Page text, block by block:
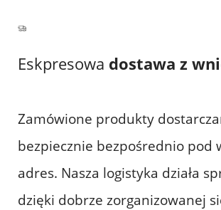
Eskpresowa dostawa z
Zamówione produkty
bezpiecznie bezpośrednio pod
adres. Nasza logistyka działa
dzięki dobrze zorganizowanej